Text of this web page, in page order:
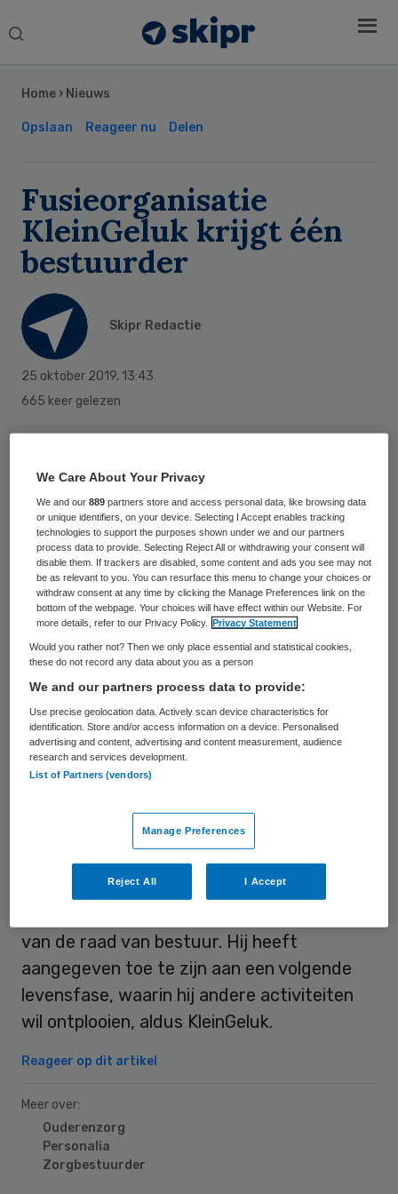
Search
Home › Nieuws
Opslaan Reageer nu Delen
Fusieorganisatie
KleinGeluk krijgt één
bestuurder
Skipr Redactie
25 oktober 2019, 13:43
665 keer gelezen
2020 verder gaan met een eenhoofdige
raad van bestuur. Bert Blaauw zal vanaf
dan als enig bestuurder de organisatie voor
ouderenzorg in Apeldoorn gaan leiden.
KleinGeluk is op 1 juli 2018 ontstaan uit een
fusie tussen De Goede Zorg en De
Zorgmensen. In het fusietraject was
voorzien dat de nieuwe organisatie
gedurende anderhalf jaar tijdelijk een
tweehoofdige raad van bestuur zou
kennen. Dit om de fusie te begeleiden en de
waarna de raad van bestuur voortgezet
zou kunnen worden met één persoon, zo
laat de organisatie weten.
van de raad van bestuur. Hij heeft
aangegeven toe te zijn aan een volgende
levensfase, waarin hij andere activiteiten
wil ontplooien, aldus KleinGeluk.
Reageer op dit artikel
Meer over:
Ouderenzorg
Personalia
Zorgbestuurder
Sidebar
We Care About Your Privacy
We and our889 partners store and access personal data, like browsing data
or unique identifiers, on your device. Selecting I Accept enables tracking
technologies to support the purposes shown under we and our partners
process data to provide. Selecting Reject All or withdrawing your consent will
disable them. If trackers are disabled, some content and ads you see may not
be as relevant to you. You can resurface this menu to change your choices or
withdraw consent at any time by clicking the Manage Preferences link on the
bottom of the webpage. Your choices will have effect within our Website. For
more details, refer to our Privacy Policy.
Privacy Statement
Would you rather not? Then we only place essential and statistical cookies,
these do not record any data about you as a person
We and our partners process data to provide:
Use precise geolocation data. Actively scan device characteristics for
identification. Store and/or access information on a device. Personalised
advertising and content, advertising and content measurement, audience
research and services development.
List of Partners (vendors)
Manage Preferences
Reject All I Accept